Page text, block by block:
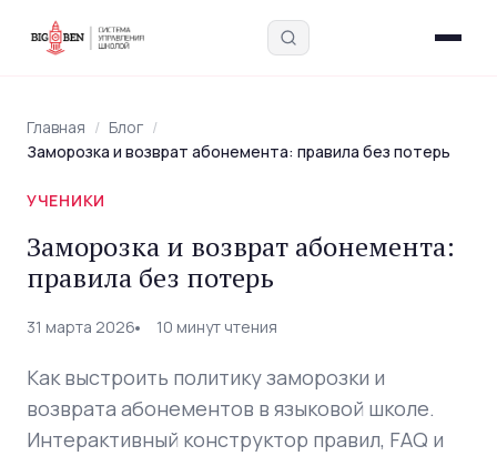
Введите запрос — найдём в блоге, интервью,
академии и инструментах
Главная / Блог /
Заморозка и возврат абонемента: правила без потерь
УЧЕНИКИ
Заморозка и возврат абонемента:
правила без потерь
31 марта 2026 10 минут чтения
Как выстроить политику заморозки и
возврата абонементов в языковой школе.
Интерактивный конструктор правил, FAQ и